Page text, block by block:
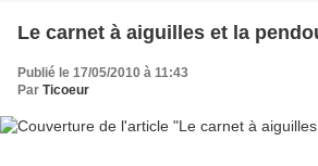
Le carnet à aiguilles et la
Publié le 17/05/2010 à 11:43
Par Ticoeur